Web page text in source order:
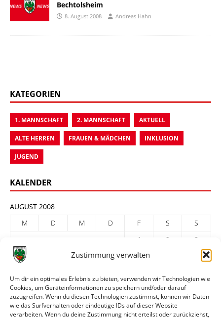
Zustimmung verwalten
Um dir ein optimales Erlebnis zu bieten, verwenden wir Technologien wie
Cookies, um Geräteinformationen zu speichern und/oder darauf
zuzugreifen. Wenn du diesen Technologien zustimmst, können wir Daten
wie das Surfverhalten oder eindeutige IDs auf dieser Website
verarbeiten. Wenn du deine Zustimmung nicht erteilst oder zurückziehst,
Bechtolsheim
8. August 2008 Andreas Hahn
KATEGORIEN
1. MANNSCHAFT 2. MANNSCHAFT AKTUELL
ALTE HERREN FRAUEN & MÄDCHEN INKLUSION
JUGEND
KALENDER
AUGUST 2008
M
D M D F S
S
1
2
3
4
6 7 8
18
19 20 21 22 23
25
26 27 28 29 30